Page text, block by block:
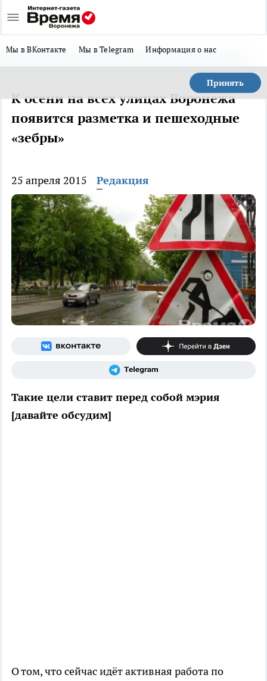
Мы в ВКонтакте Мы в Telegram Информация о нас
Принять
К осени на всех улицах Воронежа
появится разметка и пешеходные
«зебры»
25 апреля 2015 Редакция
Такие цели ставит перед собой мэрия
[давайте обсудим]
О том, что сейчас идёт активная работа по